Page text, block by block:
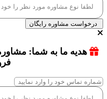
درخواست مشاوره رایگان
هدیه ما به شما: